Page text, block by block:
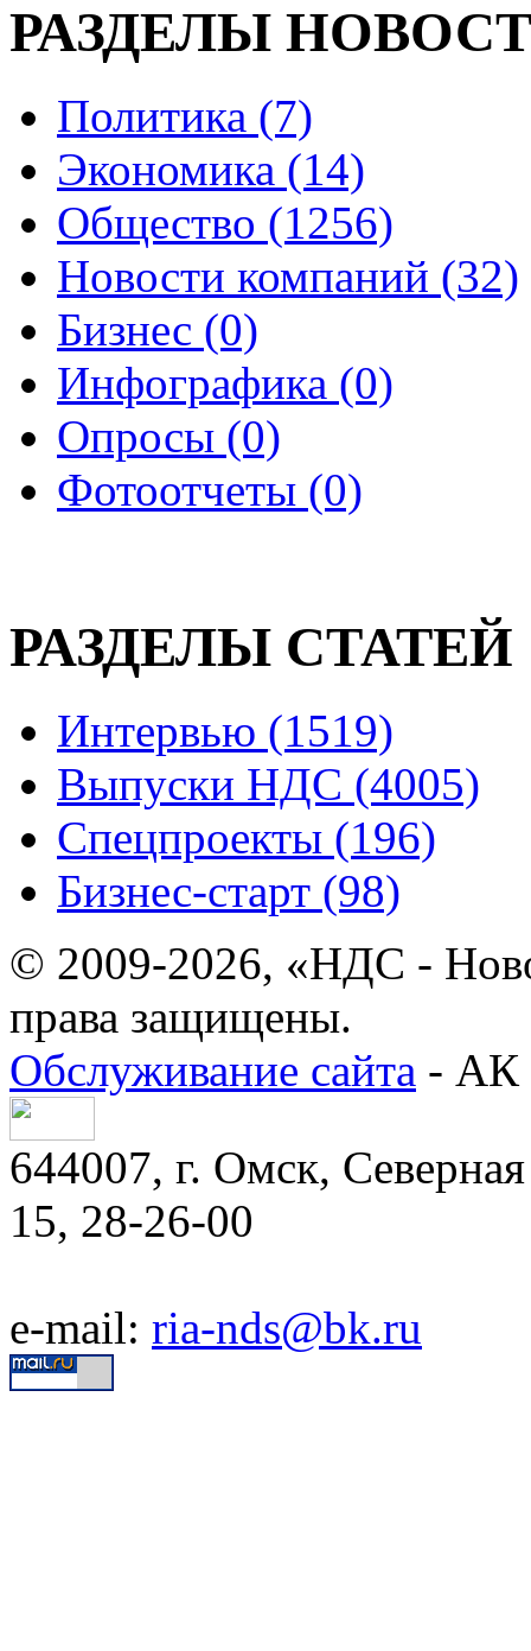
РАЗДЕЛЫ
Политика (7)
Экономика (14)
Общество (1256)
Новости компаний (32)
Бизнес (0)
Инфографика (0)
Опросы (0)
Фотоотчеты (0)
РАЗДЕЛЫ СТАТЕЙ
Интервью (1519)
Выпуски НДС (4005)
Спецпроекты (196)
Бизнес-старт (98)
© 2009-2026, «НДС -
права защищены.
Обслуживание сайта - АК
644007, г. Омск,
15, 28-26-00
e-mail: ria-nds@bk.ru